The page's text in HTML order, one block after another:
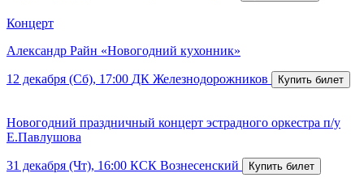
Концерт
Александр Райн «Новогодний кухонник»
12 декабря (Сб), 17:00 ДК Железнодорожников
Новогодний праздничный концерт эстрадного оркестра п/у
Е.Павлушова
31 декабря (Чт), 16:00 КСК Вознесенский